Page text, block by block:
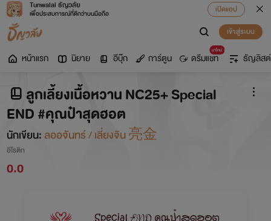
Tunwalai ธัญวลัย
เพื่อประสบการณ์ที่ดีกว่าบนมือถือ
เปิดแอป
เข้าสู่ระบบ
หน้าแรก นิยาย อีบุ๊ก การ์ตูน
มาใหม่
ดรีมแชท ธัญลิสต์
ลูกเลี้ยงเนื้อหวาน NC25+ Special
END #คุณป๋าสุดฮอต
นักเขียน:ลออจันทร์ / เลี่ยงจิน 亮金
อีโรติก
0.0